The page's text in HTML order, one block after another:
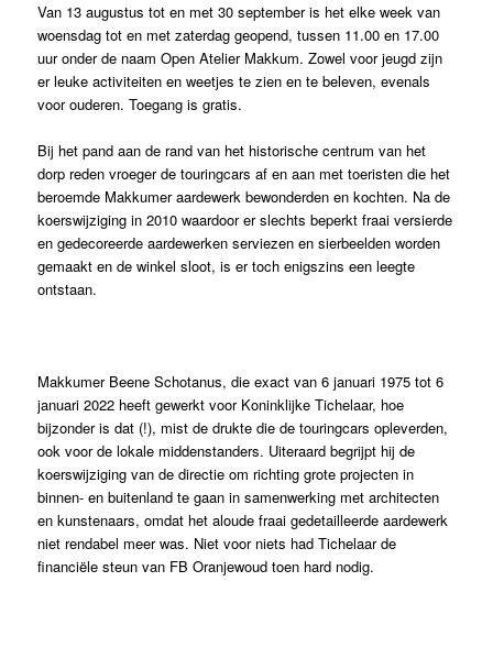
Van 13 augustus tot en met 30 september is het elke week van
woensdag tot en met zaterdag geopend, tussen 11.00 en 17.00
uur onder de naam Open Atelier Makkum. Zowel voor jeugd zijn
er leuke activiteiten en weetjes te zien en te beleven, evenals
voor ouderen. Toegang is gratis.
Bij het pand aan de rand van het historische centrum van het
dorp reden vroeger de touringcars af en aan met toeristen die het
beroemde Makkumer aardewerk bewonderden en kochten. Na de
koerswijziging in 2010 waardoor er slechts beperkt fraai versierde
en gedecoreerde aardewerken serviezen en sierbeelden worden
gemaakt en de winkel sloot, is er toch enigszins een leegte
ontstaan.
Makkumer Beene Schotanus, die exact van 6 januari 1975 tot 6
januari 2022 heeft gewerkt voor Koninklijke Tichelaar, hoe
bijzonder is dat (!), mist de drukte die de touringcars opleverden,
ook voor de lokale middenstanders. Uiteraard begrijpt hij de
koerswijziging van de directie om richting grote projecten in
binnen- en buitenland te gaan in samenwerking met architecten
en kunstenaars, omdat het aloude fraai gedetailleerde aardewerk
niet rendabel meer was. Niet voor niets had Tichelaar de
financiële steun van FB Oranjewoud toen hard nodig.